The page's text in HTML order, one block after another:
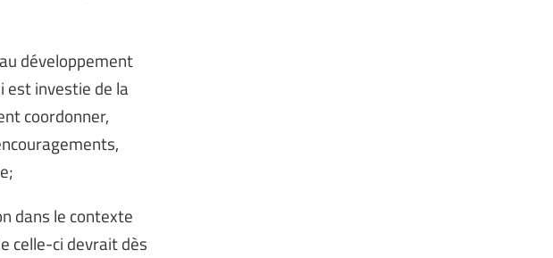
développement
est investie de la
coordonner,
dans le contexte
celle-ci devrait dès